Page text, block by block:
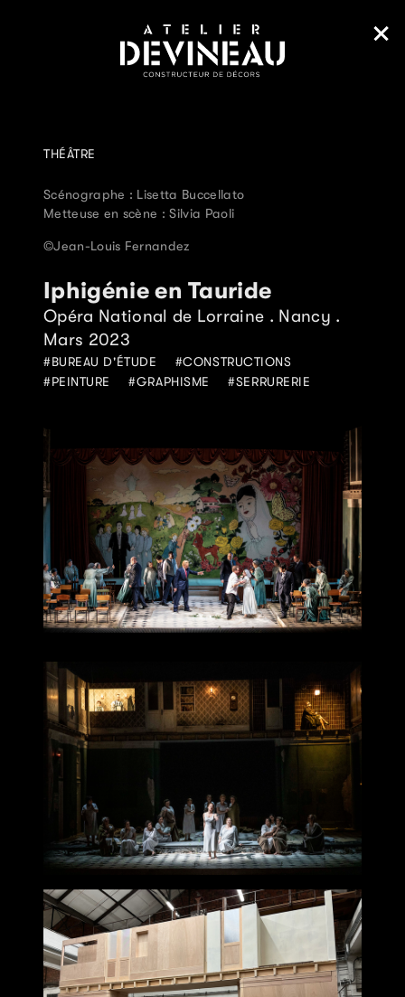
THÉÂTRE
Scénographe : Lisetta Buccellato
Metteuse en scène : Silvia Paoli
©Jean-Louis Fernandez
Iphigénie en Tauride
Opéra National de Lorraine . Nancy .
Mars 2023
BUREAU D'ÉTUDE
CONSTRUCTIONS
PEINTURE
GRAPHISME SERRURERIE